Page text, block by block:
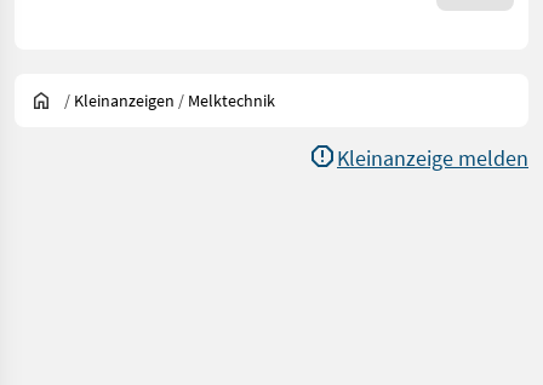
/ Kleinanzeigen / Melktechnik
Kleinanzeige melden